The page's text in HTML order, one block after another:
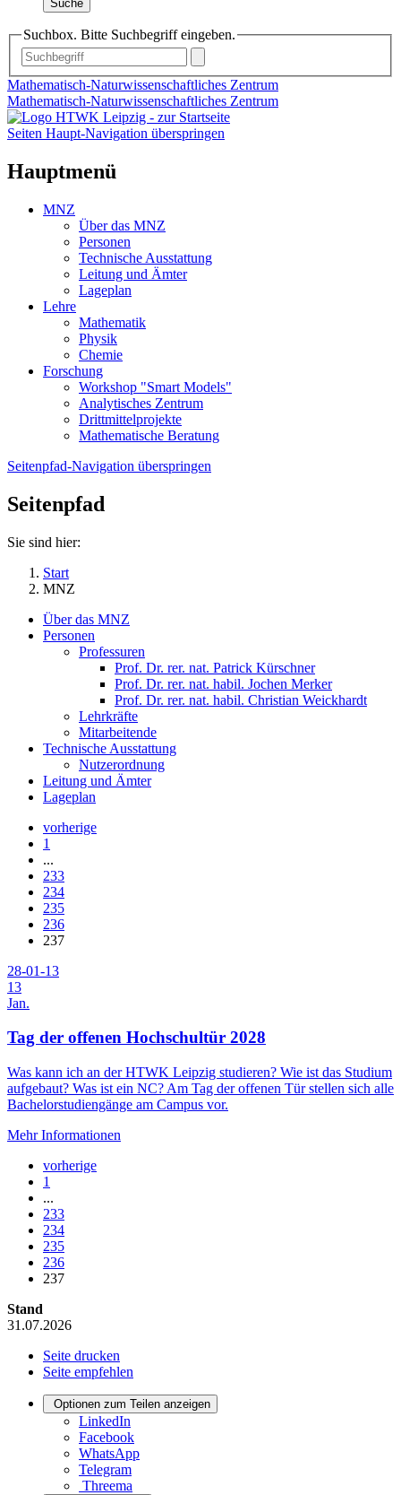
Suche
Suchbox. Bitte Suchbegriff eingeben.
Mathematisch-Naturwissenschaftliches Zentrum
Mathematisch-Naturwissenschaftliches Zentrum
Seiten Haupt-Navigation überspringen
Hauptmenü
MNZ
Über das MNZ
Personen
Technische Ausstattung
Leitung und Ämter
Lageplan
Lehre
Mathematik
Physik
Chemie
Forschung
Workshop "Smart Models"
Analytisches Zentrum
Drittmittelprojekte
Mathematische Beratung
Seitenpfad-Navigation überspringen
Seitenpfad
Sie sind hier:
Start
MNZ
Über das MNZ
Personen
Professuren
Prof. Dr. rer. nat. Patrick Kürschner
Prof. Dr. rer. nat. habil. Jochen Merker
Prof. Dr. rer. nat. habil. Christian Weickhardt
Lehrkräfte
Mitarbeitende
Technische Ausstattung
Nutzerordnung
Leitung und Ämter
Lageplan
vorherige
1
...
233
234
235
236
237
28-01-13
13
Jan.
Tag der offenen Hochschultür 2028
Was kann ich an der HTWK Leipzig studieren? Wie ist das Studium
aufgebaut? Was ist ein NC? Am Tag der offenen Tür stellen sich alle
Bachelorstudiengänge am Campus vor.
Mehr Informationen
vorherige
1
...
233
234
235
236
237
Stand
31.07.2026
Seite drucken
Seite empfehlen
Optionen zum Teilen anzeigen
LinkedIn
Facebook
WhatsApp
Telegram
Threema